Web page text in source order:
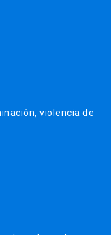
violencia de